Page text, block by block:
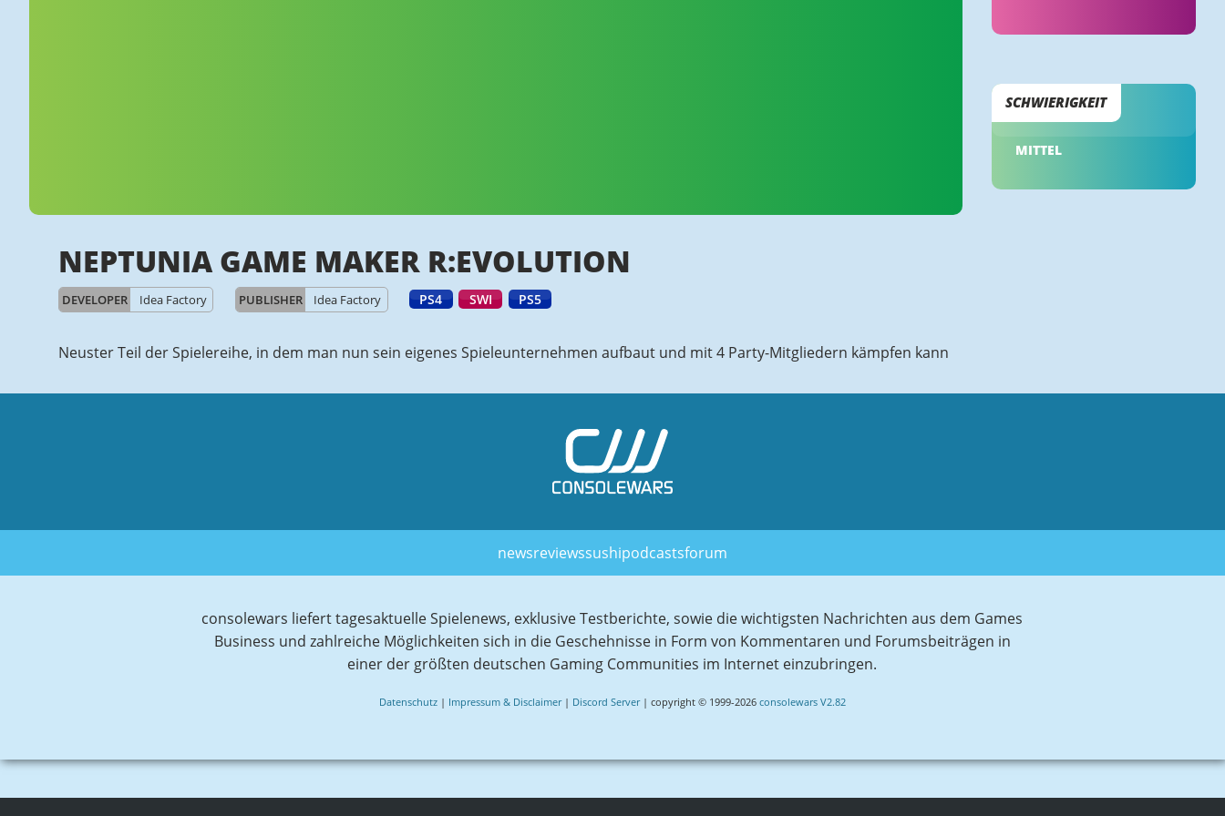
SCHWIERIGKEIT
MITTEL
NEPTUNIA GAME MAKER R:EVOLUTION
DEVELOPER Idea Factory PUBLISHER Idea Factory PS4 SWI PS5
Neuster Teil der Spielereihe, in dem man nun sein eigenes Spieleunternehmen aufbaut und mit 4 Party-Mitgliedern kämpfen kann
newsreviewssushipodcastsforum
consolewars liefert tagesaktuelle Spielenews, exklusive Testberichte, sowie die wichtigsten Nachrichten aus dem Games
Business und zahlreiche Möglichkeiten sich in die Geschehnisse in Form von Kommentaren und Forumsbeiträgen in
einer der größten deutschen Gaming Communities im Internet einzubringen.
Datenschutz| Impressum & Disclaimer| Discord Server| copyright © 1999-2026 consolewars V2.82